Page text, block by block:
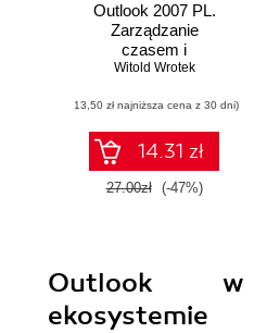
Outlook 2007 PL.
Zarządzanie
czasem i
informacjami
Witold Wrotek
(13,50 zł najniższa cena z 30 dni)
14.31 zł
27.00zł (-47%)
Outlook w
ekosystemie